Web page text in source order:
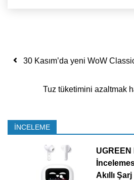
Yazı dolaşımı
30 Kasım’da yeni WoW
Tuz tüketimini azaltmak
İNCELEME
Akıllı